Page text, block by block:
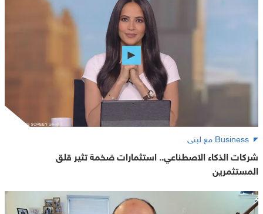
Business مع لبنى
شركات الذكاء الاصطناعي.. استثمارات ضخمة تثير قلق
المستثمرين